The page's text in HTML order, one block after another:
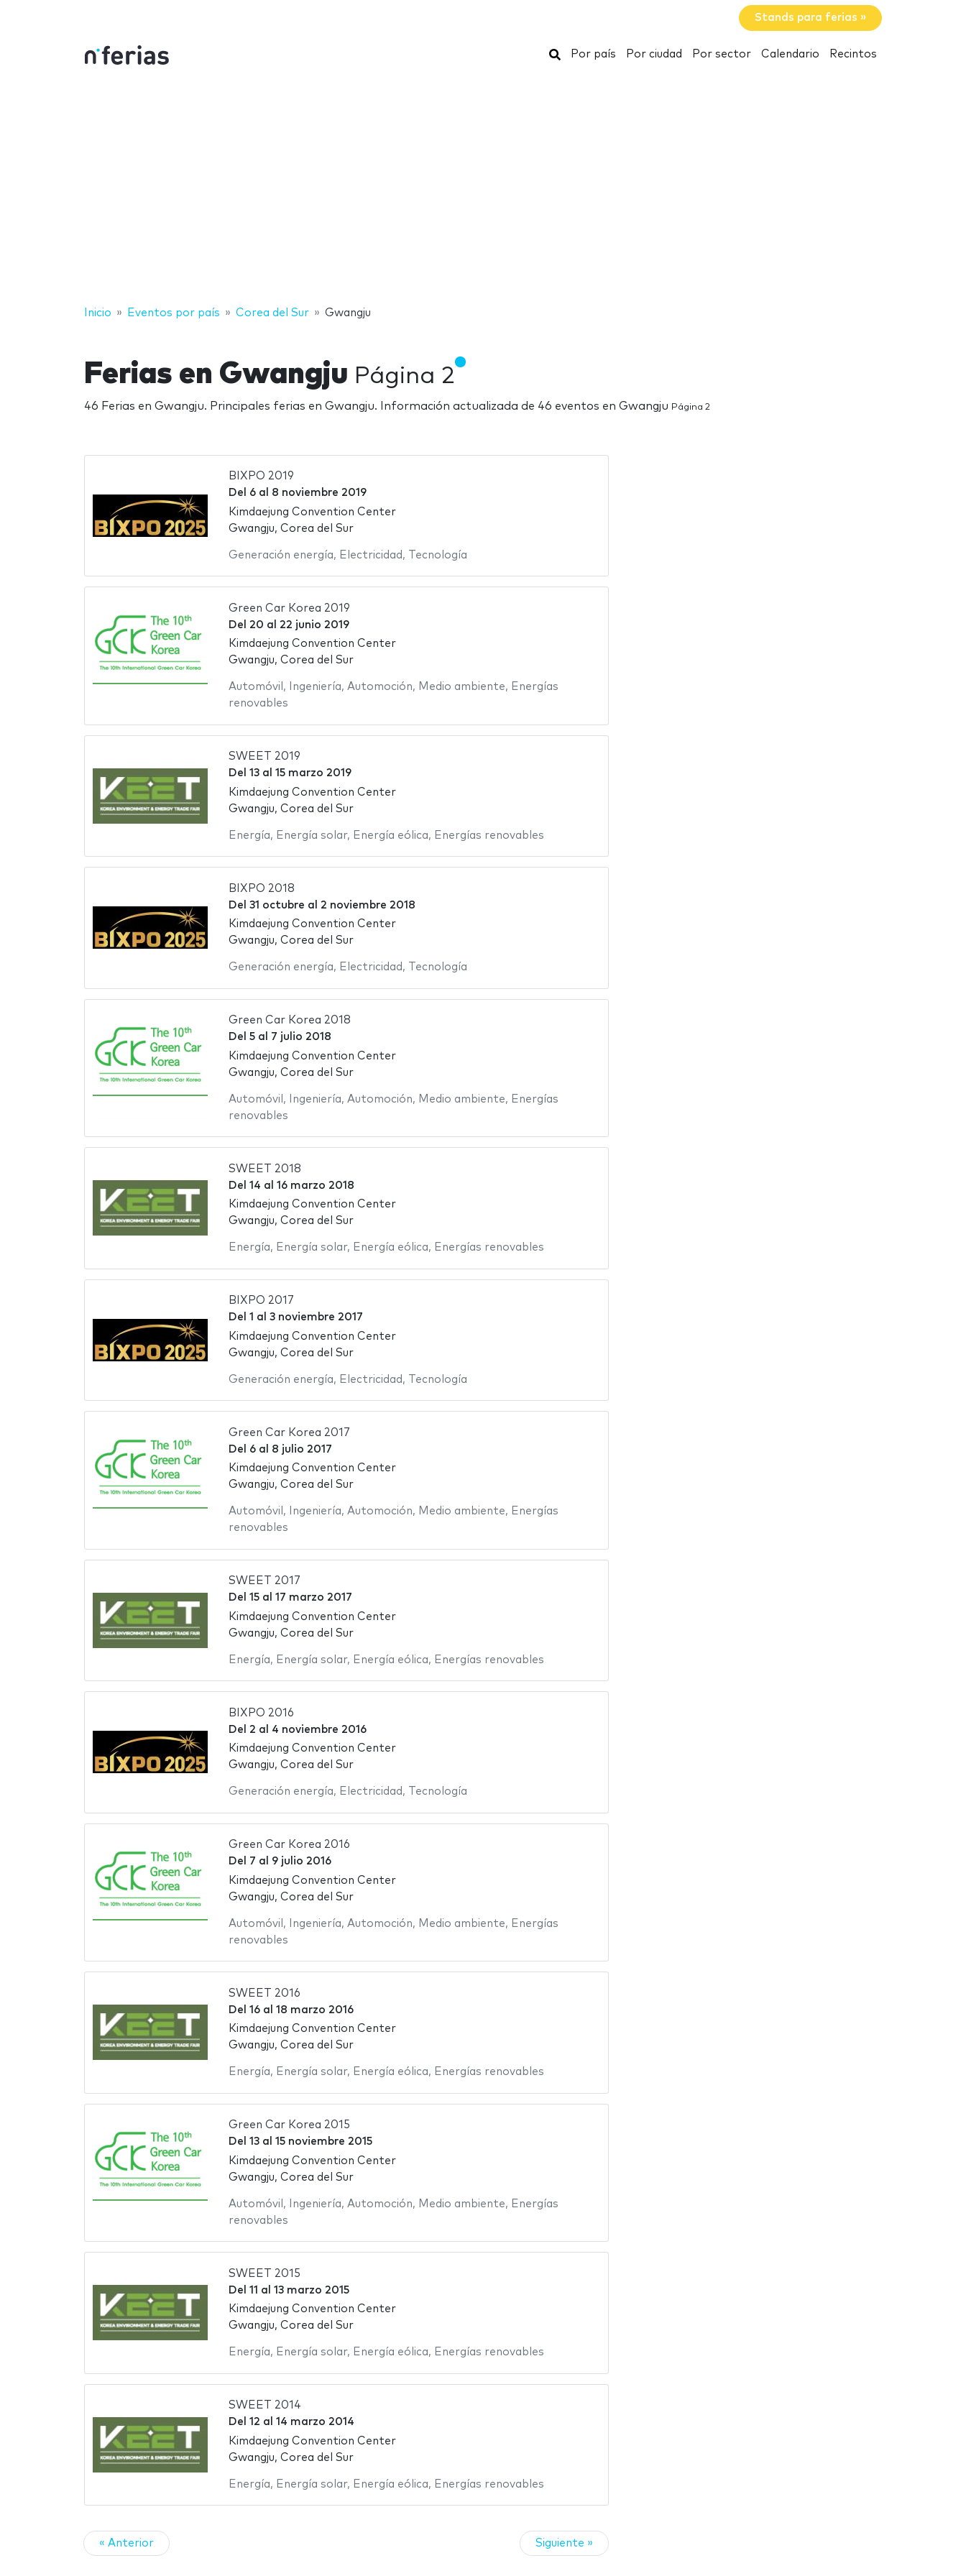
Stands para ferias »
Buscar
Por país Por ciudad Por sector Calendario Recintos
Inicio Eventos por país Corea del Sur Gwangju
Ferias en Gwangju Página 2
46 Ferias en Gwangju. Principales ferias en Gwangju. Información actualizada de 46 eventos en Gwangju Página 2
BIXPO 2019
Del 6al 8 noviembre 2019
Kimdaejung Convention Center
Gwangju, Corea del Sur
Generación energía, Electricidad , Tecnología
Green Car Korea 2019
Del 20 al 22 junio 2019
Kimdaejung Convention Center
Gwangju, Corea del Sur
Automóvil , Ingeniería, Automoción, Medio ambiente, Energías
renovables
SWEET 2019
Del 13al 15 marzo 2019
Kimdaejung Convention Center
Gwangju, Corea del Sur
Energía, Energía solar, Energía eólica, Energías renovables
BIXPO 2018
Del 31 octubre al 2 noviembre 2018
Kimdaejung Convention Center
Gwangju, Corea del Sur
Generación energía, Electricidad , Tecnología
Green Car Korea 2018
Del 5al 7 julio 2018
Kimdaejung Convention Center
Gwangju, Corea del Sur
Automóvil , Ingeniería, Automoción, Medio ambiente, Energías
renovables
SWEET 2018
Del 14 al 16 marzo 2018
Kimdaejung Convention Center
Gwangju, Corea del Sur
Energía, Energía solar, Energía eólica, Energías renovables
BIXPO 2017
Del 1 al 3 noviembre 2017
Kimdaejung Convention Center
Gwangju, Corea del Sur
Generación energía, Electricidad , Tecnología
Green Car Korea 2017
Del 6al 8 julio 2017
Kimdaejung Convention Center
Gwangju, Corea del Sur
Automóvil , Ingeniería, Automoción, Medio ambiente, Energías
renovables
SWEET 2017
Del 15al 17 marzo 2017
Kimdaejung Convention Center
Gwangju, Corea del Sur
Energía, Energía solar, Energía eólica, Energías renovables
BIXPO 2016
Del 2 al 4 noviembre 2016
Kimdaejung Convention Center
Gwangju, Corea del Sur
Generación energía, Electricidad , Tecnología
Green Car Korea 2016
Del 7 al 9 julio 2016
Kimdaejung Convention Center
Gwangju, Corea del Sur
Automóvil , Ingeniería, Automoción, Medio ambiente, Energías
renovables
SWEET 2016
Del 16al 18 marzo 2016
Kimdaejung Convention Center
Gwangju, Corea del Sur
Energía, Energía solar, Energía eólica, Energías renovables
Green Car Korea 2015
Del 13al 15 noviembre 2015
Kimdaejung Convention Center
Gwangju, Corea del Sur
Automóvil , Ingeniería, Automoción, Medio ambiente, Energías
renovables
SWEET 2015
Del 11 al 13 marzo 2015
Kimdaejung Convention Center
Gwangju, Corea del Sur
Energía, Energía solar, Energía eólica, Energías renovables
SWEET 2014
Del 12 al 14 marzo 2014
Kimdaejung Convention Center
Gwangju, Corea del Sur
Energía, Energía solar, Energía eólica, Energías renovables
« Anterior Siguiente »